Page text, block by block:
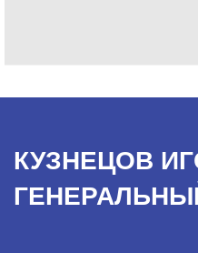
КУЗНЕЦОВ